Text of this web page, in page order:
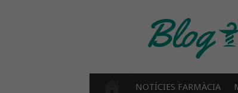
NOTÍCIES FARMÀCIA